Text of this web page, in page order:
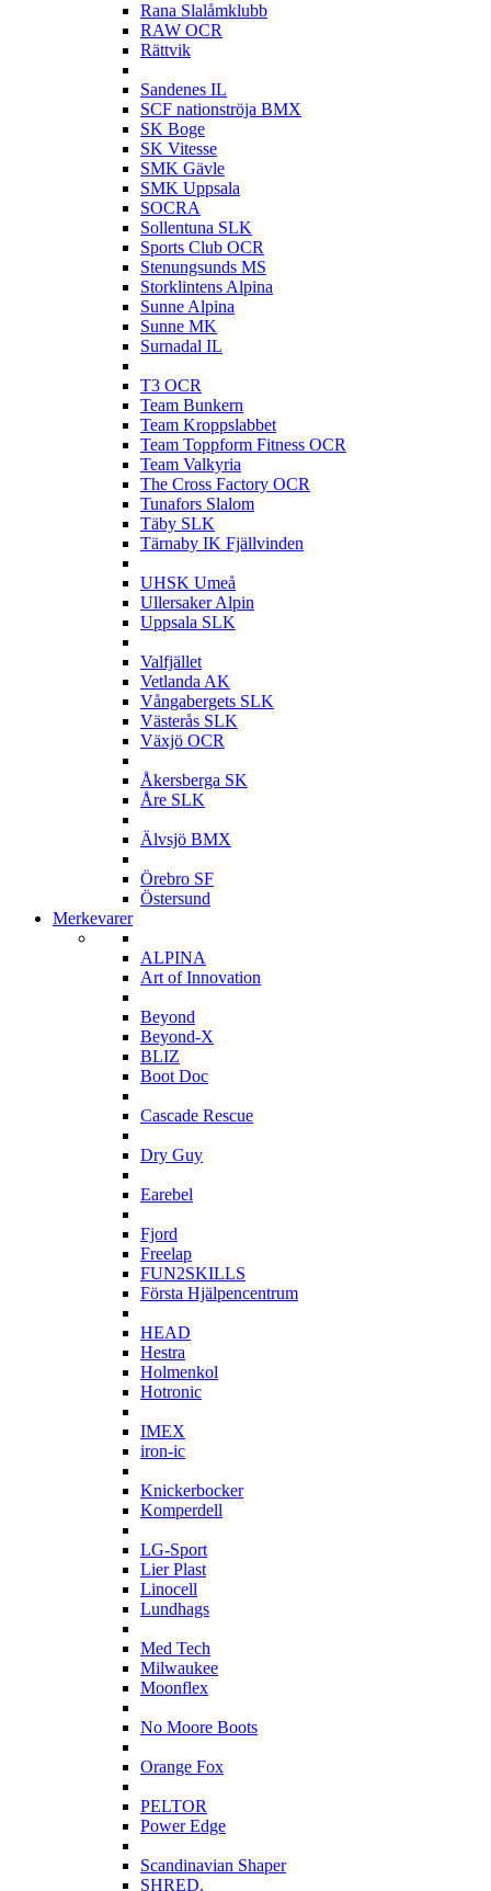
Rana Slalåmklubb
RAW OCR
Rättvik
Sandenes IL
SCF nationströja BMX
SK Boge
SK Vitesse
SMK Gävle
SMK Uppsala
SOCRA
Sollentuna SLK
Sports Club OCR
Stenungsunds MS
Storklintens Alpina
Sunne Alpina
Sunne MK
Surnadal IL
T3 OCR
Team Bunkern
Team Kroppslabbet
Team Toppform Fitness OCR
Team Valkyria
The Cross Factory OCR
Tunafors Slalom
Täby SLK
Tärnaby IK Fjällvinden
UHSK Umeå
Ullersaker Alpin
Uppsala SLK
Valfjället
Vetlanda AK
Vångabergets SLK
Västerås SLK
Växjö OCR
Åkersberga SK
Åre SLK
Älvsjö BMX
Örebro SF
Östersund
Merkevarer
ALPINA
Art of Innovation
Beyond
Beyond-X
BLIZ
Boot Doc
Cascade Rescue
Dry Guy
Earebel
Fjord
Freelap
FUN2SKILLS
Första Hjälpencentrum
HEAD
Hestra
Holmenkol
Hotronic
IMEX
iron-ic
Knickerbocker
Komperdell
LG-Sport
Lier Plast
Linocell
Lundhags
Med Tech
Milwaukee
Moonflex
No Moore Boots
Orange Fox
PELTOR
Power Edge
Scandinavian Shaper
SHRED.